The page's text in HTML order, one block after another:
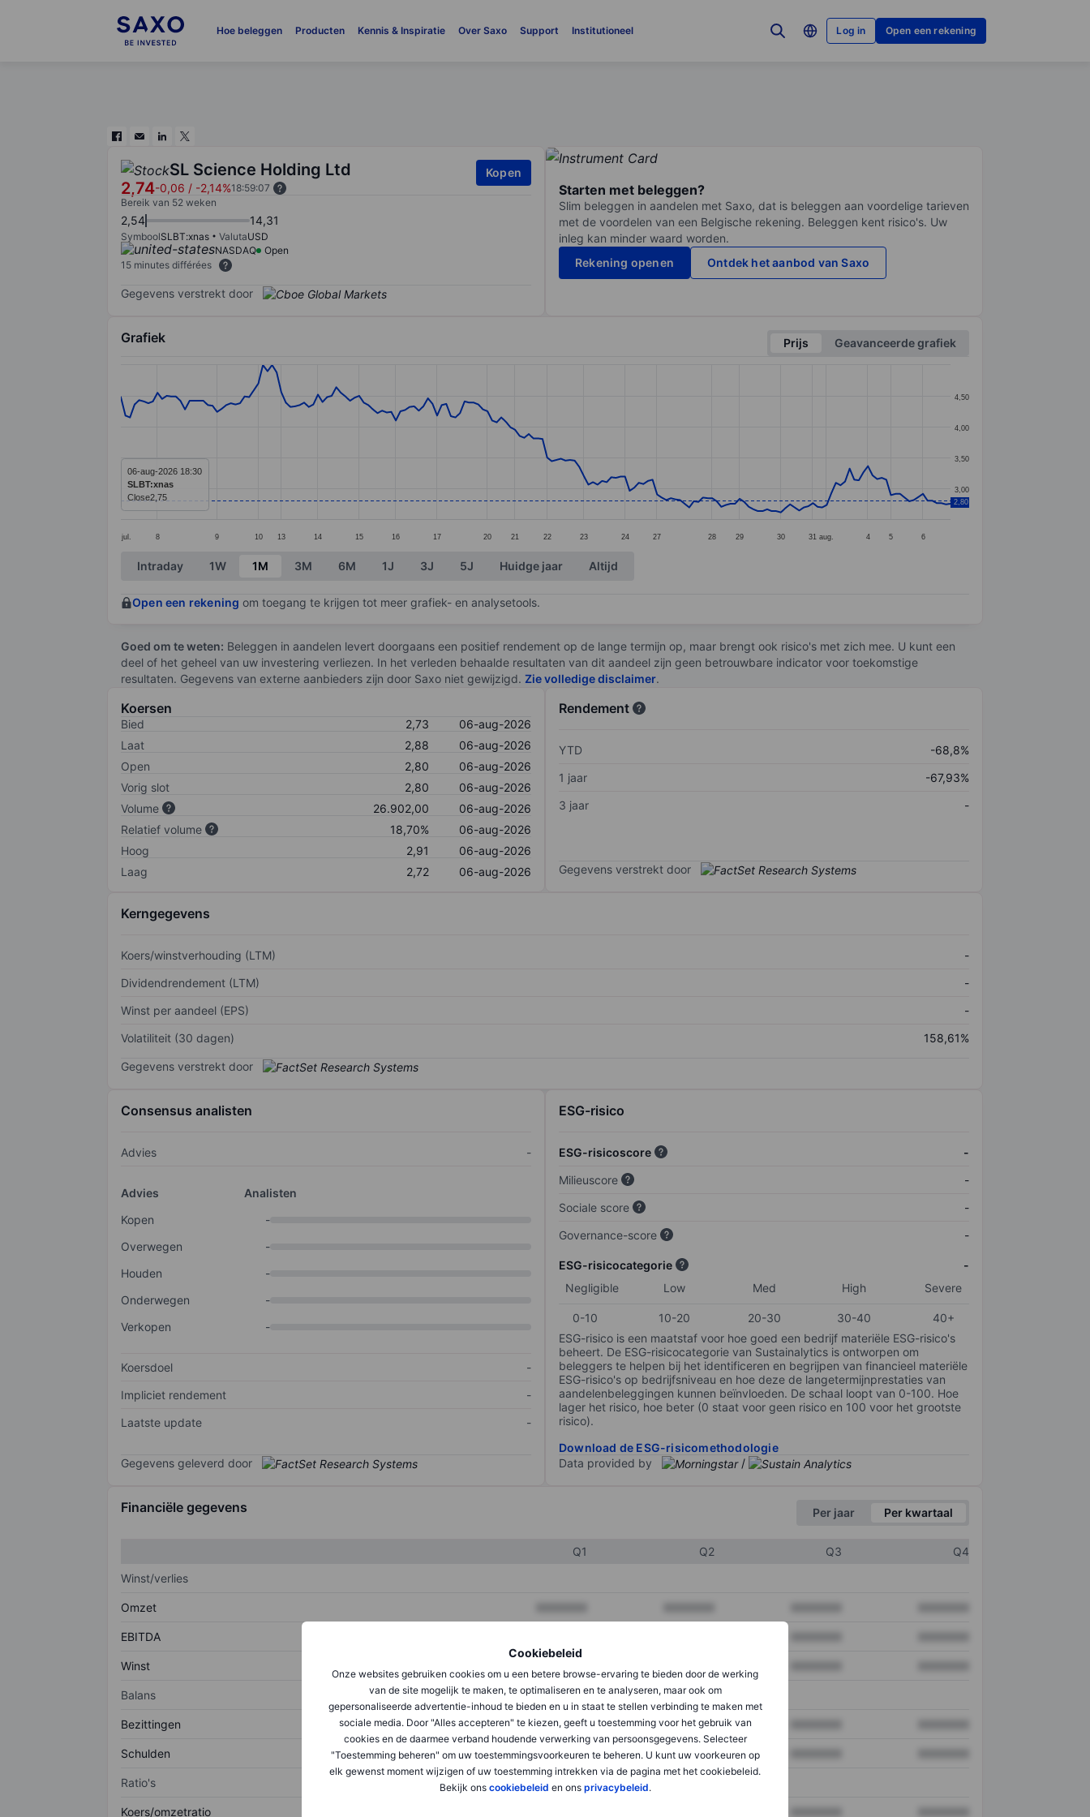
Hoe beleggen Producten Kennis & Inspiratie Over Saxo Support Institutioneel Log in Open een rekening
Cookiebeleid
Onze websites gebruiken cookies om u een betere browse-ervaring te bieden door de werking
van de site mogelijk te maken, te optimaliseren en te analyseren, maar ook om
gepersonaliseerde advertentie-inhoud te bieden en u in staat te stellen verbinding te maken met
sociale media. Door "Alles accepteren" te kiezen, geeft u toestemming voor het gebruik van
cookies en de daarmee verband houdende verwerking van persoonsgegevens. Selecteer
"Toestemming beheren" om uw toestemmingsvoorkeuren te beheren. U kunt uw voorkeuren op
elk gewenst moment wijzigen of uw toestemming intrekken via de pagina met het cookiebeleid.
Bekijk ons cookiebeleid en ons privacybeleid.
SL Science Holding Ltd
2,74-0,06 / -2,14%18:59:07
Kopen
Bereik van 52 weken
2,54 14,31
SymboolSLBT:xnas ValutaUSD
NASDAQ
Open
15 minutes différées
Gegevens verstrekt door
Starten met beleggen?
Slim beleggen in aandelen met Saxo, dat is beleggen aan voordelige tarieven
met de voordelen van een Belgische rekening. Beleggen kent risico's. Uw
inleg kan minder waard worden.
Rekening openen
Ontdek het aanbod van Saxo
Grafiek Prijs
Geavanceerde grafiek
Line chart with 182 data points.
jul. 8 9 10 13 14 15 16 17 20 21 22 23 24 27 28 29 30 31 aug. 4 5 6
3,00
3,50
4,00
4,50
2,80
06-aug-2026 18:30
SLBT:xnas
Close2,75
End of interactive chart.
Intraday 1W 1M 3M 6M 1J 3J 5J Huidge jaar Altijd
Open een rekening om toegang te krijgen tot meer grafiek- en analysetools.
Goed om te weten: Beleggen in aandelen levert doorgaans een positief rendement op de lange termijn op, maar brengt ook risico's met zich mee. U kunt een
deel of het geheel van uw investering verliezen. In het verleden behaalde resultaten van dit aandeel zijn geen betrouwbare indicator voor toekomstige
resultaten. Gegevens van externe aanbieders zijn door Saxo niet gewijzigd. Zie volledige disclaimer.
Koersen
Bied 2,73
06-aug-2026
Laat
2,88
06-aug-2026
Open
2,80
06-aug-2026
Vorig slot
2,80
06-aug-2026
Volume
26.902,00
06-aug-2026
Relatief volume
18,70%
06-aug-2026
Hoog
2,91
06-aug-2026
Laag
2,72 06-aug-2026
Rendement
YTD
-68,8%
1 jaar
-67,93%
3 jaar
-
Gegevens verstrekt door
Kerngegevens
Koers/winstverhouding (LTM)
-
Dividendrendement (LTM)
-
Winst per aandeel (EPS)
-
Volatiliteit (30 dagen)
158,61%
Gegevens verstrekt door
Consensus analisten
Advies -
Advies
Analisten
Kopen
-
Overwegen
-
Houden
-
Onderwegen
-
Verkopen
-
Koersdoel
-
Impliciet rendement
-
Laatste update
-
Gegevens geleverd door
ESG-risico
ESG-risicoscore
-
Milieuscore
-
Sociale score
-
Governance-score
-
ESG-risicocategorie
-
Negligible
Low Med High Severe
0-10 10-20 20-30 30-40
40+
ESG-risico is een maatstaf voor hoe goed een bedrijf materiële ESG-risico's
beheert. De ESG-risicocategorie van Sustainalytics is ontworpen om
beleggers te helpen bij het identificeren en begrijpen van financieel materiële
ESG-risico's op bedrijfsniveau en hoe deze de langetermijnprestaties van
aandelenbeleggingen kunnen beïnvloeden. De schaal loopt van 0-100. Hoe
lager het risico, hoe beter (0 staat voor geen risico en 100 voor het grootste
risico).
Download de ESG-risicomethodologie
Data provided by
/
Financiële gegevens Per jaar Per kwartaal
Q1 Q2 Q3
Q4
Winst/verlies
Omzet
EBITDA
Winst
Balans
Bezittingen XXXXXXX XXXXXXX
Schulden XXXXXXX XXXXXXX
Ratio's
Koers/omzetratio